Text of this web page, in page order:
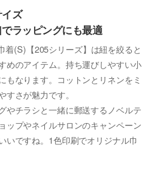
ズ
ラッピングにも最適
着(S)【205シリーズ】は紐を絞ると
めのアイテム。持ち運びしやすい小
もなります。コットンとリネンをミ
さが魅力です。
やチラシと一緒に郵送するノベルテ
ップやネイルサロンのキャンペーン
いですね。1色印刷でオリジナル巾